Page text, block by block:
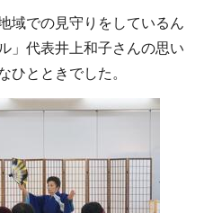
域での見守りをしているん
」代表井上和子さんの思い
ひとときでした。